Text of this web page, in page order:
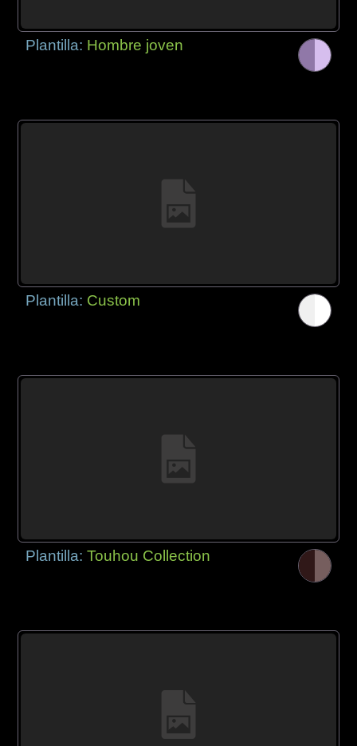
Plantilla: Hombre joven
Plantilla: Custom
Plantilla:Touhou Collection